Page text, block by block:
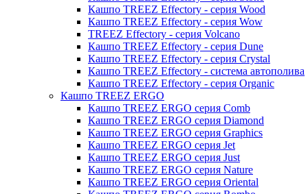
Кашпо TREEZ Effectory - серия Wood
Кашпо TREEZ Effectory - серия Wow
TREEZ Effectory - серия Volcano
Кашпо TREEZ Effectory - серия Dune
Кашпо TREEZ Effectory - серия Crystal
Кашпо TREEZ Effectory - система автополива
Кашпо TREEZ Effectory - серия Organic
Кашпо TREEZ ERGO
Кашпо TREEZ ERGO серия Comb
Кашпо TREEZ ERGO серия Diamond
Кашпо TREEZ ERGO серия Graphics
Кашпо TREEZ ERGO серия Jet
Кашпо TREEZ ERGO серия Just
Кашпо TREEZ ERGO серия Nature
Кашпо TREEZ ERGO серия Oriental